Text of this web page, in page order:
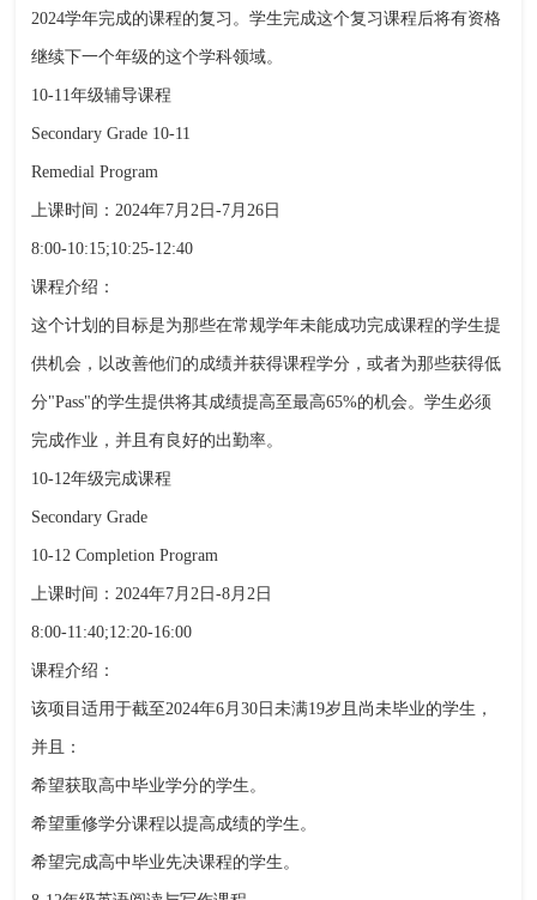
2024学年完成的课程的复习。学生完成这个复习课程后将有资格
继续下一个年级的这个学科领域。
10-11年级辅导课程
Secondary Grade 10-11
Remedial Program
上课时间：2024年7月2日-7月26日
8:00-10:15;10:25-12:40
课程介绍：
这个计划的目标是为那些在常规学年未能成功完成课程的学生提
供机会，以改善他们的成绩并获得课程学分，或者为那些获得低
分"Pass"的学生提供将其成绩提高至最高65%的机会。学生必须
完成作业，并且有良好的出勤率。
10-12年级完成课程
Secondary Grade
10-12 Completion Program
上课时间：2024年7月2日-8月2日
8:00-11:40;12:20-16:00
课程介绍：
该项目适用于截至2024年6月30日未满19岁且尚未毕业的学生，
并且：
希望获取高中毕业学分的学生。
希望重修学分课程以提高成绩的学生。
希望完成高中毕业先决课程的学生。